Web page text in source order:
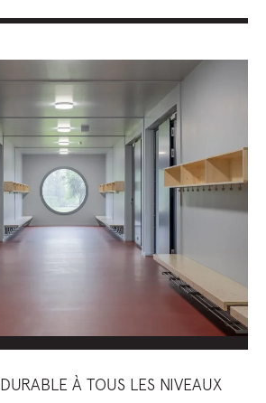
DURABLE À TOUS LES NIVEAUX